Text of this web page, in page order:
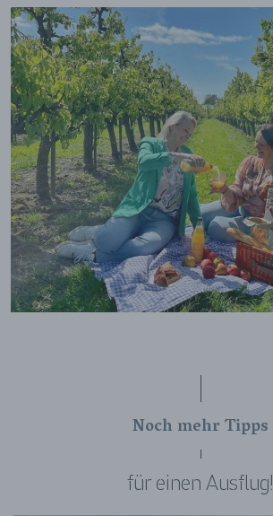
Noch mehr Tipps
für einen Ausflug!